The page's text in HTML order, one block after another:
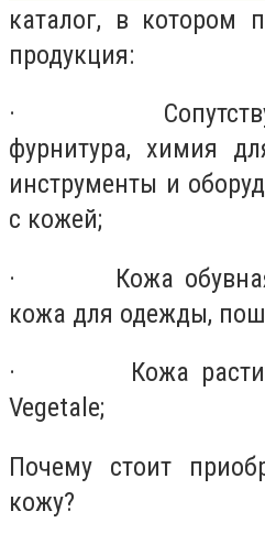
каталог, в котором
продукция:
·
фурнитура, химия
инструменты и
с кожей;
· Кожа обувная и
кожа для одежды,
· Кожа
Vegetale;
Почему стоит
кожу?